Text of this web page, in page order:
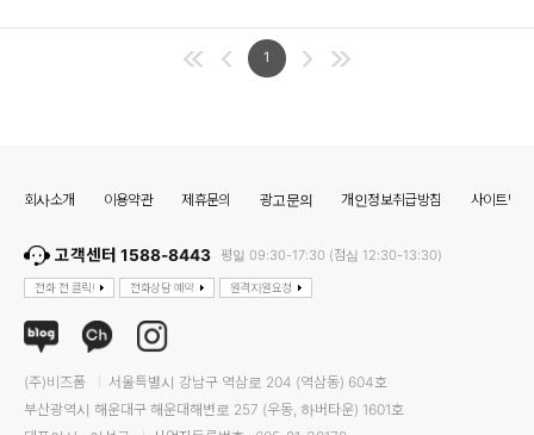
1
회사소개 이용약관 제휴문의 광고문의 개인정보취급방침 사이트맵
고객센터 1588-8443 평일 09:30-17:30 (점심 12:30-13:30)
전화 전 클릭! 전화상담 예약 원격지원요청
(주)비즈폼
서울특별시 강남구 역삼로 204 (역삼동) 604호
부산광역시 해운대구 해운대해변로 257 (우동, 하버타운) 1601호